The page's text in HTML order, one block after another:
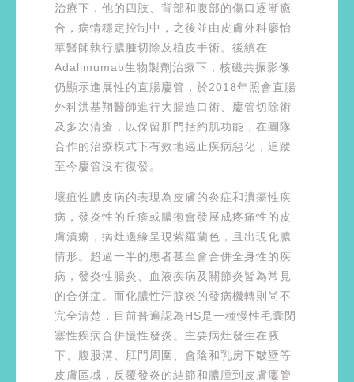
治療下，他的四肢、背部和腹部的傷口逐漸癒
合，病情穩定控制中，之後並由皮膚外科廖怡
華醫師執行膿腫切除及植皮手術。後續在
Adalimumab生物製劑治療下，核磁共振影像
仍顯示進展性的直腸廔管，於2018年照會直腸
外科洪基翔醫師進行大腸造口術、廔管切除術
及多次清瘡，以保留肛門括約肌功能，在團隊
合作的治療模式下有效地遏止疾病惡化，追蹤
至今廔管沒有復發。
壞疽性膿皮病的表現為皮膚的炎症和潰瘍性疾
病，發炎性的丘疹或膿疱會發展成疼痛性的皮
膚潰瘍，病灶邊緣呈現紫羅蘭色，且出現化膿
情形。超過一半的患者甚至會合併全身性的疾
病，發炎性腸炎、血液疾病及關節炎皆為常見
的合併症。而化膿性汗腺炎的發病機轉則尚不
完全清楚，目前普遍認為HS是一種慢性毛囊閉
塞性疾病合併慢性發炎。主要病灶發生在腋
下、腹股溝、肛門周圍、會陰和乳房下皺壁等
皮膚區域，反覆發炎的結節和膿腫到皮膚廔管